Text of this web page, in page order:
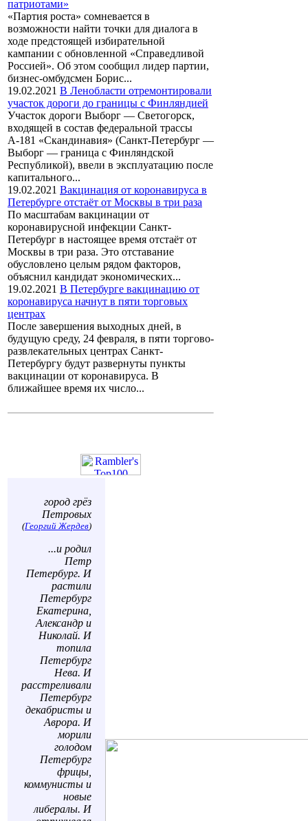
патриотами»
«Партия роста» сомневается в
возможности найти точки для диалога в
ходе предстоящей избирательной
кампании с обновленной «Справедливой
Россией». Об этом сообщил лидер партии,
бизнес-омбудсмен Борис...
19.02.2021 В Ленобласти отремонтировали
участок дороги до границы с Финляндией
Участок дороги Выборг — Светогорск,
входящей в состав федеральной трассы
А-181 «Скандинавия» (Санкт-Петербург —
Выборг — граница с Финляндской
Республикой), ввели в эксплуатацию после
капитального...
19.02.2021 Вакцинация от коронавируса в
Петербурге отстаёт от Москвы в три раза
По масштабам вакцинации от
коронавирусной инфекции Санкт-
Петербург в настоящее время отстаёт от
Москвы в три раза. Это отставание
обусловлено целым рядом факторов,
объяснил кандидат экономических...
19.02.2021 В Петербурге вакцинацию от
коронавируса начнут в пяти торговых
центрах
После завершения выходных дней, в
будущую среду, 24 февраля, в пяти торгово-
развлекательных центрах Санкт-
Петербургу будут развернуты пункты
вакцинации от коронавируса. В
ближайшее время их число...
город грёз
Петровых
(Георгий Жердев)
...и родил
Петр
Петербург. И
растили
Петербург
Екатерина,
Александр и
Николай. И
топила
Петербург
Нева. И
расстреливали
Петербург
декабристы и
Аврора. И
морили
голодом
Петербург
фрицы,
коммунисты и
новые
либералы. И